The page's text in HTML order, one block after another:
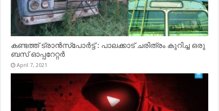
കണ്ടത്ത് ട്രാൻസ്‌പോർട്ട് : പാലക്കാട് ചരിത്രം കുറിച്ച ഒരു
ബസ് ഓപ്പറേറ്റർ
April 7, 2021